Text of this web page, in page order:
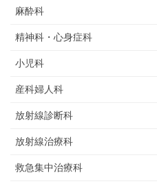
麻酔科
精神科・心身症科
小児科
産科婦人科
放射線診断科
放射線治療科
救急集中治療科